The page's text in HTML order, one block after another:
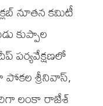
నూతన కమిటీ
కుప్పాల
పర్యవేక్షణలో
పోకల శ్రీనివాస్,
లంకా రాజేశ్